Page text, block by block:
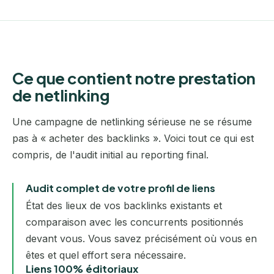
Ce que contient notre prestation
de netlinking
Une campagne de netlinking sérieuse ne se résume
pas à « acheter des backlinks ». Voici tout ce qui est
compris, de l'audit initial au reporting final.
Audit complet de votre profil de liens
État des lieux de vos backlinks existants et
comparaison avec les concurrents positionnés
devant vous. Vous savez précisément où vous en
êtes et quel effort sera nécessaire.
Liens 100% éditoriaux